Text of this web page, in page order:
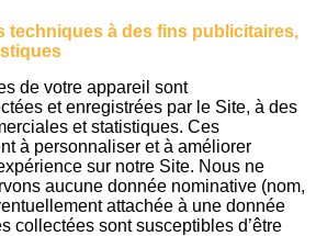
techniques à des fins publicitaires,
de votre appareil sont
et enregistrées par le Site, à des
et statistiques. Ces
à personnaliser et à améliorer
sur notre Site. Nous ne
aucune donnée nominative (nom,
attachée à une donnée
collectées sont susceptibles d’être